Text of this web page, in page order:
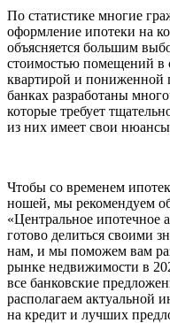
По статистике многие
оформление ипотеки на
объясняется большим
стоимостью помещений в
квартирой и пониженной
банках разработаны
которые требует
из них имеет свои
Чтобы со временем
ношей, мы рекомендуем
«Центральное ипотечное
готово делиться своими
нам, и мы поможем вам
рынке недвижимости в
все банковские
располагаем актуальной
на кредит и лучших